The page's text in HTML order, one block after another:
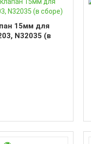
15мм для
N32035 (в